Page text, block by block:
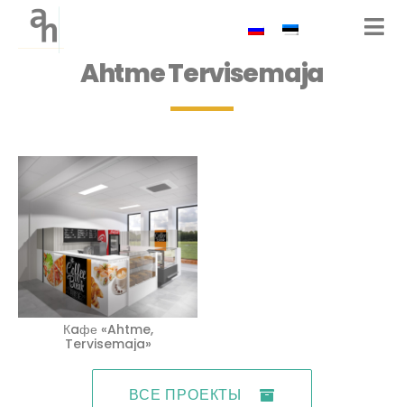
Ahtme Tervisemaja
Кaфе «Ahtme,
Tervisemaja»
ВСЕ ПРОЕКТЫ